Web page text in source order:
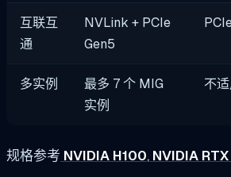
互联互
通
NVLink + PCIe
Gen5
多实例
最多 7 个 MIG
实例
不
规格参考 NVIDIA H100, NVIDIA